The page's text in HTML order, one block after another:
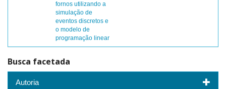
fornos utilizando a
simulação de
eventos discretos e
o modelo de
programação linear
Busca facetada
Autoria